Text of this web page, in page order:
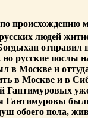
происхождению
людей
отправил
русские послы
в Москве и
в Москве и в
уже
Гантимуровы
обоего пола,